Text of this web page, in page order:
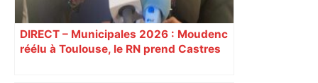
DIRECT – Municipales 2026 : Moudenc
réélu à Toulouse, le RN prend Castres